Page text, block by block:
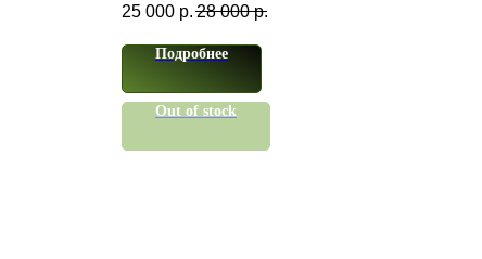
25 000 р. 28 000 р.
Подробнее
Out of stock